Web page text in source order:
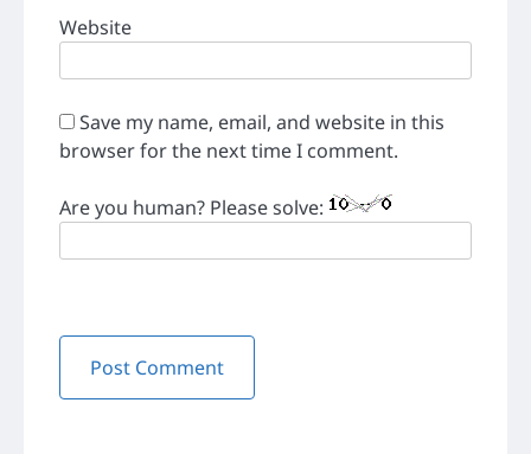
Website
Save my name, email, and website in this
browser for the next time I comment.
Are you human? Please solve: